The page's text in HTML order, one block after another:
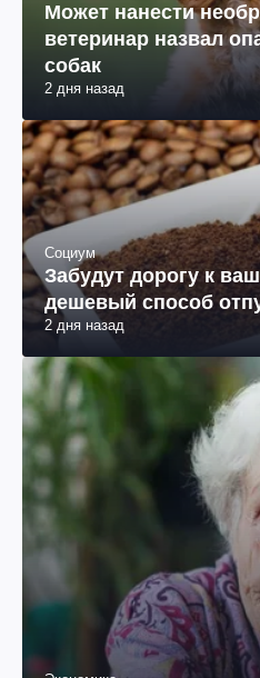
Может нанести
ветеринар назвал
собак
2 дня назад
Социум
Забудут дорогу к
дешевый способ
2 дня назад